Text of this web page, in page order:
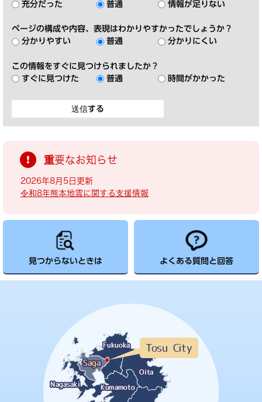
充分だった 普通 情報が足りない
ページの構成や内容、表現はわかりやすかったでしょうか？
分かりやすい
普通 分かりにくい
この情報をすぐに見つけられましたか？
すぐに見つけた
普通 時間がかかった
重要なお知らせ
2026年8月5日更新
令和8年熊本地震に関する支援情報
見つからないときは よくある質問と回答